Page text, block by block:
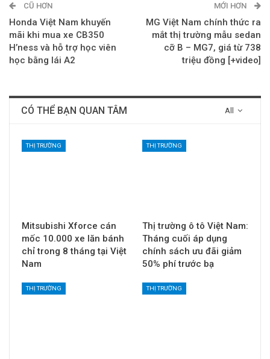
CŨ HƠN
Honda Việt Nam khuyến
mãi khi mua xe CB350
H’ness và hỗ trợ học viên
học bằng lái A2
MỚI HƠN
MG Việt Nam chính thức ra
mắt thị trường mẫu sedan
cỡ B – MG7, giá từ 738
triệu đồng [+video]
All
CÓ THỂ BẠN QUAN TÂM
THỊ TRƯỜNG
Mitsubishi Xforce cán
mốc 10.000 xe lăn bánh
chỉ trong 8 tháng tại Việt
Nam
THỊ TRƯỜNG
Thị trường ô tô Việt Nam:
Tháng cuối áp dụng
chính sách ưu đãi giảm
50% phí trước bạ
THỊ TRƯỜNG THỊ TRƯỜNG